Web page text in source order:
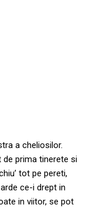
a cheliosilor.
prima tinerete si
tot pe pereti,
ce-i drept in
in viitor, se pot